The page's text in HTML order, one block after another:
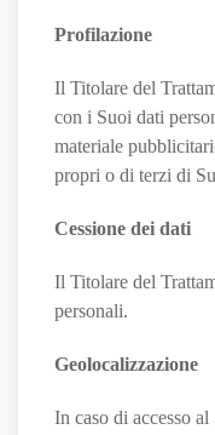
Profilazione
Il Titolare del
con i Suoi dati
materiale
propri o di terzi di
Cessione dei dati
Il Titolare del
personali.
Geolocalizzazione
In caso di accesso